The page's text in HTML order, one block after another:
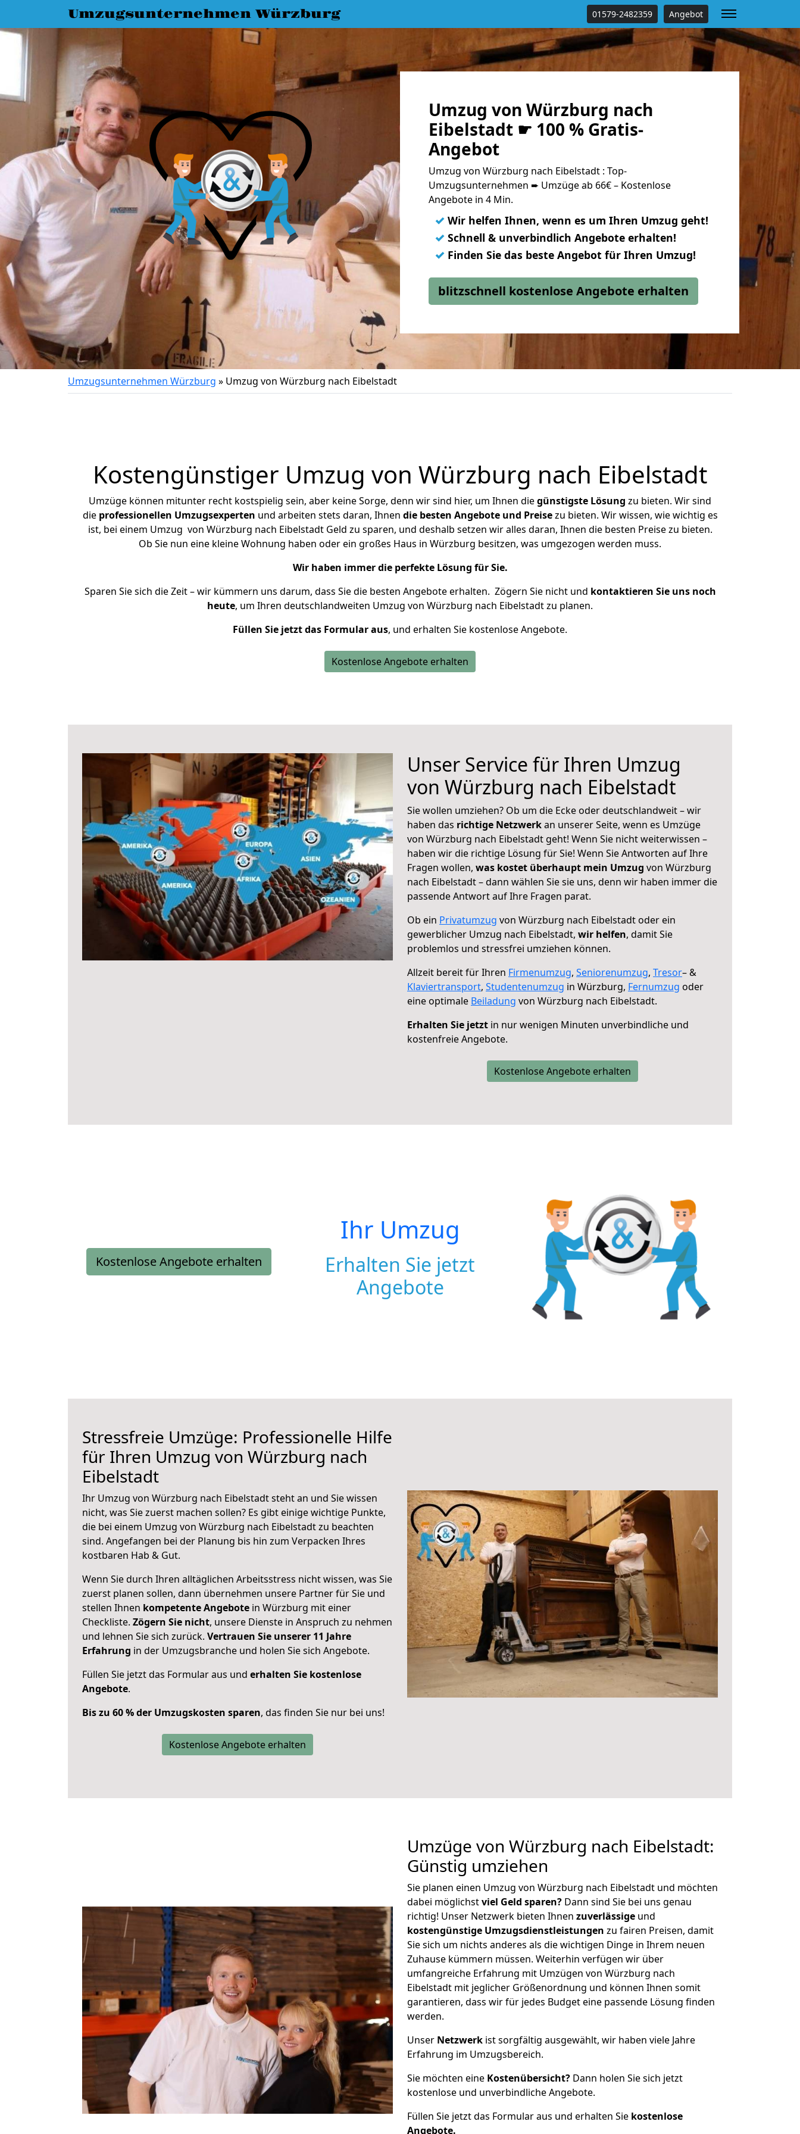
Umzugsunternehmen Würzburg 01579-2482359 Angebot
Umzug von Würzburg nach
Eibelstadt ☛ 100 % Gratis-
Angebot
Umzug von Würzburg nach Eibelstadt : Top-
Umzugsunternehmen ➨ Umzüge ab 66€ – Kostenlose
Angebote in 4 Min.
✓ Wir helfen Ihnen, wenn es um Ihren Umzug geht!
✓ Schnell & unverbindlich Angebote erhalten!
✓ Finden Sie das beste Angebot für Ihren Umzug!
blitzschnell kostenlose Angebote erhalten
Umzugsunternehmen Würzburg » Umzug von Würzburg nach Eibelstadt
Kostengünstiger Umzug von Würzburg nach Eibelstadt
Umzüge können mitunter recht kostspielig sein, aber keine Sorge, denn wir sind hier, um Ihnen diegünstigste Lösung zu bieten. Wir sind
die professionellen Umzugsexperten und arbeiten stets daran, Ihnen die besten Angebote und Preisezu bieten. Wir wissen, wie wichtig es
ist, bei einem Umzug von Würzburg nach Eibelstadt Geld zu sparen, und deshalb setzen wir alles daran, Ihnen die besten Preise zu bieten.
Ob Sie nun eine kleine Wohnung haben oder ein großes Haus in Würzburg besitzen, was umgezogen werden muss.
Wir haben immer die perfekte Lösung für Sie.
Sparen Sie sich die Zeit – wir kümmern uns darum, dass Sie die besten Angebote erhalten. Zögern Sie nicht und kontaktieren Sie uns noch
heute, um Ihren deutschlandweiten Umzug von Würzburg nach Eibelstadt zu planen.
Füllen Sie jetzt das Formular aus, und erhalten Sie kostenlose Angebote.
Kostenlose Angebote erhalten
Unser Service für Ihren Umzug
von Würzburg nach Eibelstadt
Sie wollen umziehen? Ob um die Ecke oder deutschlandweit – wir
haben das richtige Netzwerkan unserer Seite, wenn es Umzüge
von Würzburg nach Eibelstadt geht! Wenn Sie nicht weiterwissen –
haben wir die richtige Lösung für Sie! Wenn Sie Antworten auf Ihre
Fragen wollen, was kostet überhaupt mein Umzug von Würzburg
nach Eibelstadt – dann wählen Sie sie uns, denn wir haben immer die
passende Antwort auf Ihre Fragen parat.
Ob ein Privatumzug von Würzburg nach Eibelstadt oder ein
gewerblicher Umzug nach Eibelstadt, wir helfen, damit Sie
problemlos und stressfrei umziehen können.
Allzeit bereit für Ihren Firmenumzug, Seniorenumzug, Tresor– &
Klaviertransport, Studentenumzug in Würzburg, Fernumzug oder
eine optimale Beiladung von Würzburg nach Eibelstadt.
Erhalten Sie jetzt in nur wenigen Minuten unverbindliche und
kostenfreie Angebote.
Kostenlose Angebote erhalten
Kostenlose Angebote erhalten
Ihr Umzug
Erhalten Sie jetzt
Angebote
Stressfreie Umzüge: Professionelle Hilfe
für Ihren Umzug von Würzburg nach
Eibelstadt
Ihr Umzug von Würzburg nach Eibelstadt steht an und Sie wissen
nicht, was Sie zuerst machen sollen? Es gibt einige wichtige Punkte,
die bei einem Umzug von Würzburg nach Eibelstadt zu beachten
sind. Angefangen bei der Planung bis hin zum Verpacken Ihres
kostbaren Hab & Gut.
Wenn Sie durch Ihren alltäglichen Arbeitsstress nicht wissen, was Sie
zuerst planen sollen, dann übernehmen unsere Partner für Sie und
stellen Ihnen kompetente Angebote in Würzburg mit einer
Checkliste. Zögern Sie nicht, unsere Dienste in Anspruch zu nehmen
und lehnen Sie sich zurück. Vertrauen Sie unserer 11 Jahre
Erfahrung in der Umzugsbranche und holen Sie sich Angebote.
Füllen Sie jetzt das Formular aus und erhalten Sie kostenlose
Angebote.
Bis zu 60 % der Umzugskosten sparen, das finden Sie nur bei uns!
Kostenlose Angebote erhalten
Umzüge von Würzburg nach Eibelstadt:
Günstig umziehen
Sie planen einen Umzug von Würzburg nach Eibelstadt und möchten
dabei möglichstviel Geld sparen? Dann sind Sie bei uns genau
richtig! Unser Netzwerk bieten Ihnen zuverlässige und
kostengünstige Umzugsdienstleistungen zu fairen Preisen, damit
Sie sich um nichts anderes als die wichtigen Dinge in Ihrem neuen
Zuhause kümmern müssen. Weiterhin verfügen wir über
umfangreiche Erfahrung mit Umzügen von Würzburg nach
Eibelstadt mit jeglicher Größenordnung und können Ihnen somit
garantieren, dass wir für jedes Budget eine passende Lösung finden
werden.
Unser Netzwerk ist sorgfältig ausgewählt, wir haben viele Jahre
Erfahrung im Umzugsbereich.
Sie möchten eine Kostenübersicht? Dann holen Sie sich jetzt
kostenlose und unverbindliche Angebote.
Füllen Sie jetzt das Formular aus und erhalten Sie kostenlose
Angebote.